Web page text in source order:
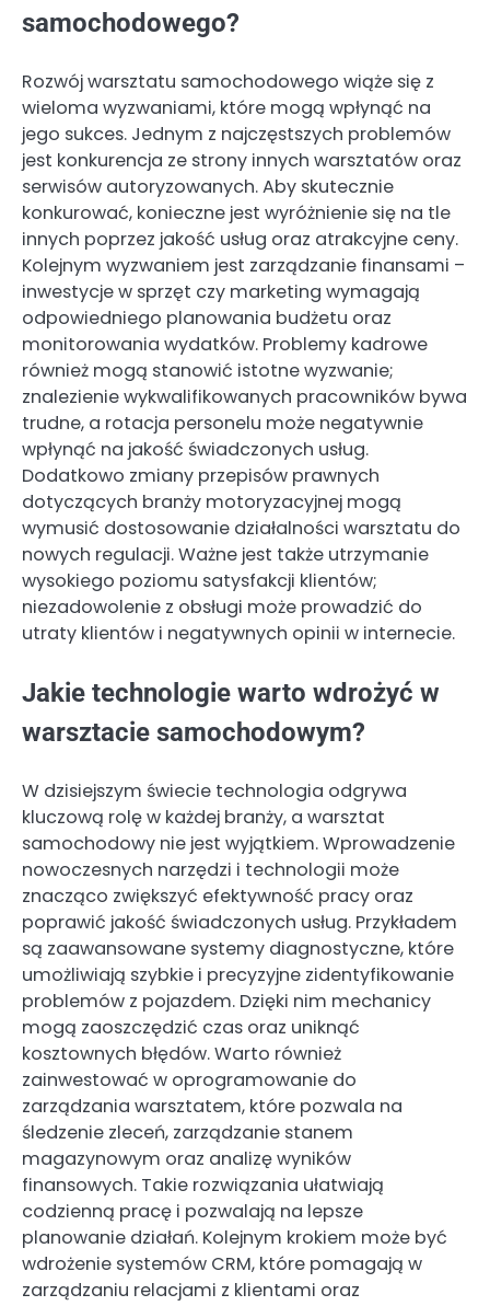
samochodowego?
Rozwój warsztatu samochodowego wiąże się z
wieloma wyzwaniami, które mogą wpłynąć na
jego sukces. Jednym z najczęstszych problemów
jest konkurencja ze strony innych warsztatów oraz
serwisów autoryzowanych. Aby skutecznie
konkurować, konieczne jest wyróżnienie się na tle
innych poprzez jakość usług oraz atrakcyjne ceny.
Kolejnym wyzwaniem jest zarządzanie finansami –
inwestycje w sprzęt czy marketing wymagają
odpowiedniego planowania budżetu oraz
monitorowania wydatków. Problemy kadrowe
również mogą stanowić istotne wyzwanie;
znalezienie wykwalifikowanych pracowników bywa
trudne, a rotacja personelu może negatywnie
wpłynąć na jakość świadczonych usług.
Dodatkowo zmiany przepisów prawnych
dotyczących branży motoryzacyjnej mogą
wymusić dostosowanie działalności warsztatu do
nowych regulacji. Ważne jest także utrzymanie
wysokiego poziomu satysfakcji klientów;
niezadowolenie z obsługi może prowadzić do
utraty klientów i negatywnych opinii w internecie.
Jakie technologie warto wdrożyć w
warsztacie samochodowym?
W dzisiejszym świecie technologia odgrywa
kluczową rolę w każdej branży, a warsztat
samochodowy nie jest wyjątkiem. Wprowadzenie
nowoczesnych narzędzi i technologii może
znacząco zwiększyć efektywność pracy oraz
poprawić jakość świadczonych usług. Przykładem
są zaawansowane systemy diagnostyczne, które
umożliwiają szybkie i precyzyjne zidentyfikowanie
problemów z pojazdem. Dzięki nim mechanicy
mogą zaoszczędzić czas oraz uniknąć
kosztownych błędów. Warto również
zainwestować w oprogramowanie do
zarządzania warsztatem, które pozwala na
śledzenie zleceń, zarządzanie stanem
magazynowym oraz analizę wyników
finansowych. Takie rozwiązania ułatwiają
codzienną pracę i pozwalają na lepsze
planowanie działań. Kolejnym krokiem może być
wdrożenie systemów CRM, które pomagają w
zarządzaniu relacjami z klientami oraz